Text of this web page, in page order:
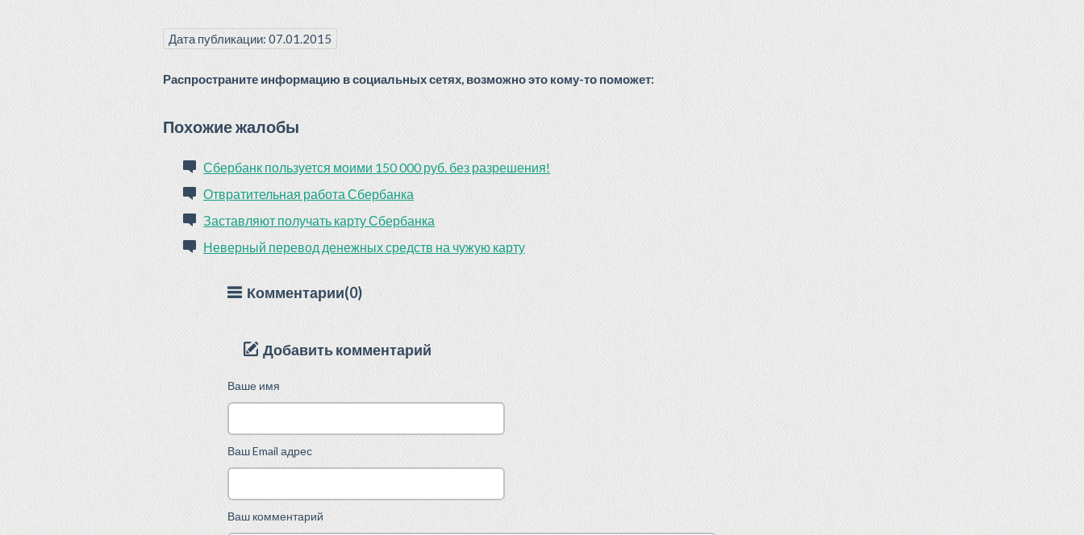
Дата публикации: 07.01.2015
Распространите информацию в социальных сетях, возможно это кому-то поможет:
Похожие жалобы
Сбербанк пользуется моими 150 000 руб. без разрешения!
Отвратительная работа Сбербанка
Заставляют получать карту Сбербанка
Неверный перевод денежных средств на чужую карту
Комментарии(0)
Добавить комментарий
Ваше имя
Ваш Email адрес
Ваш комментарий